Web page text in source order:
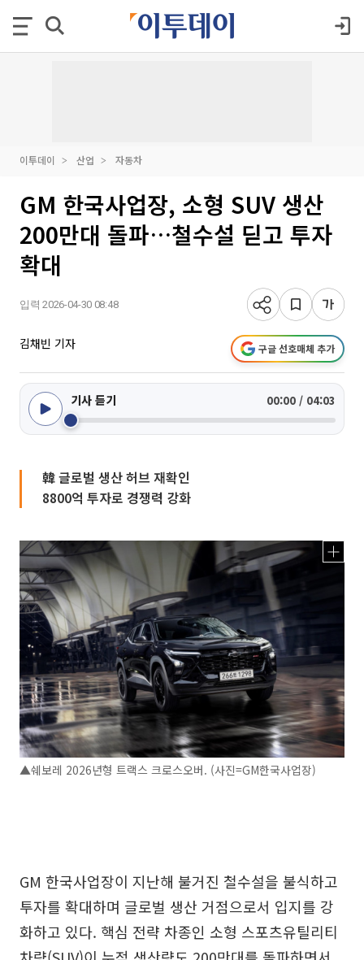
이투데이 산업 자동차
GM 한국사업장, 소형 SUV 생산
200만대 돌파…철수설 딛고 투자
확대
입력 2026-04-30 08:48
김채빈 기자 구글 선호매체 추가
기사 듣기 00:00 / 04:03
韓 글로벌 생산 허브 재확인
8800억 투자로 경쟁력 강화
▲쉐보레 2026년형 트랙스 크로스오버. (사진=GM한국사업장)
GM 한국사업장이 지난해 불거진 철수설을 불식하고
투자를 확대하며 글로벌 생산 거점으로서 입지를 강
화하고 있다. 핵심 전략 차종인 소형 스포츠유틸리티